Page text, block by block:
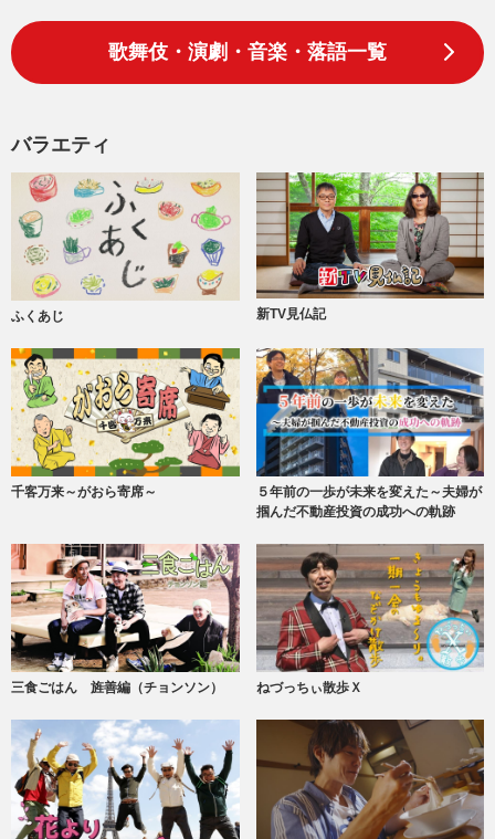
歌舞伎・演劇・音楽・落語一覧
バラエティ
ふくあじ 新TV見仏記
千客万来～がおら寄席～
５年前の一歩が未来を変えた～夫婦が
掴んだ不動産投資の成功への軌跡
三食ごはん 旌善編（チョンソン） ねづっちぃ散歩Ｘ